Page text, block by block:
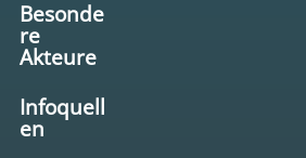
Besonde
re
Akteure
Infoquell
en